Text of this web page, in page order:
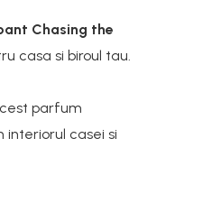
Chasing the
casa si biroul tau.
parfum
interiorul casei si